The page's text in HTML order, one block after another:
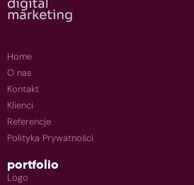
Home
O nas
Kontakt
Klienci
Referencje
Polityka Prywatności
portfolio
Logo